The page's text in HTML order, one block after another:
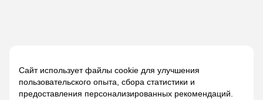
Сайт использует файлы cookie для улучшения
пользовательского опыта, сбора статистики и
предоставления персонализированных рекомендаций.